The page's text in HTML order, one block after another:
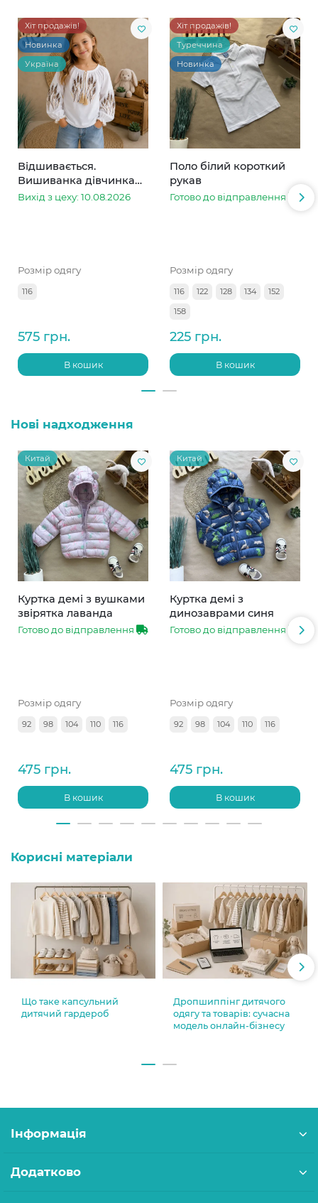
Хіт продажів!
Новинка
Україна
Відшивається.
Вишиванка дівчинка
колоски
Вихід з цеху: 10.08.2026
Розмір одягу
116
575 грн.
В кошик
Хіт продажів!
Туреччина
Новинка
Поло білий короткий
рукав
Готово до відправлення
Розмір одягу
116 122 128 134
152
158
225 грн.
В кошик
Нові надходження
Китай
Куртка демі з вушками
звірятка лаванда
Готово до відправлення
Розмір одягу
92 98 104 110 116
475 грн.
В кошик
Китай
Куртка демі з
динозаврами синя
Готово до відправлення
Розмір одягу
92 98 104 110 116
475 грн.
В кошик
Корисні матеріали
Що таке капсульний
дитячий гардероб
Дропшиппінг дитячого
одягу та товарів: сучасна
модель онлайн-бізнесу
Інформація
Додатково